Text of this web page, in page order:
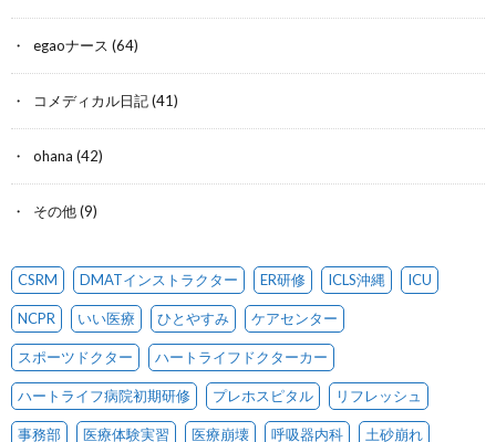
egaoナース (64)
コメディカル日記(41)
ohana (42)
その他(9)
CSRM DMATインストラクター ER研修 ICLS沖縄 ICU
NCPR いい医療 ひとやすみ ケアセンター
スポーツドクター ハートライフドクターカー
ハートライフ病院初期研修 プレホスピタル リフレッシュ
事務部 医療体験実習 医療崩壊 呼吸器内科 土砂崩れ